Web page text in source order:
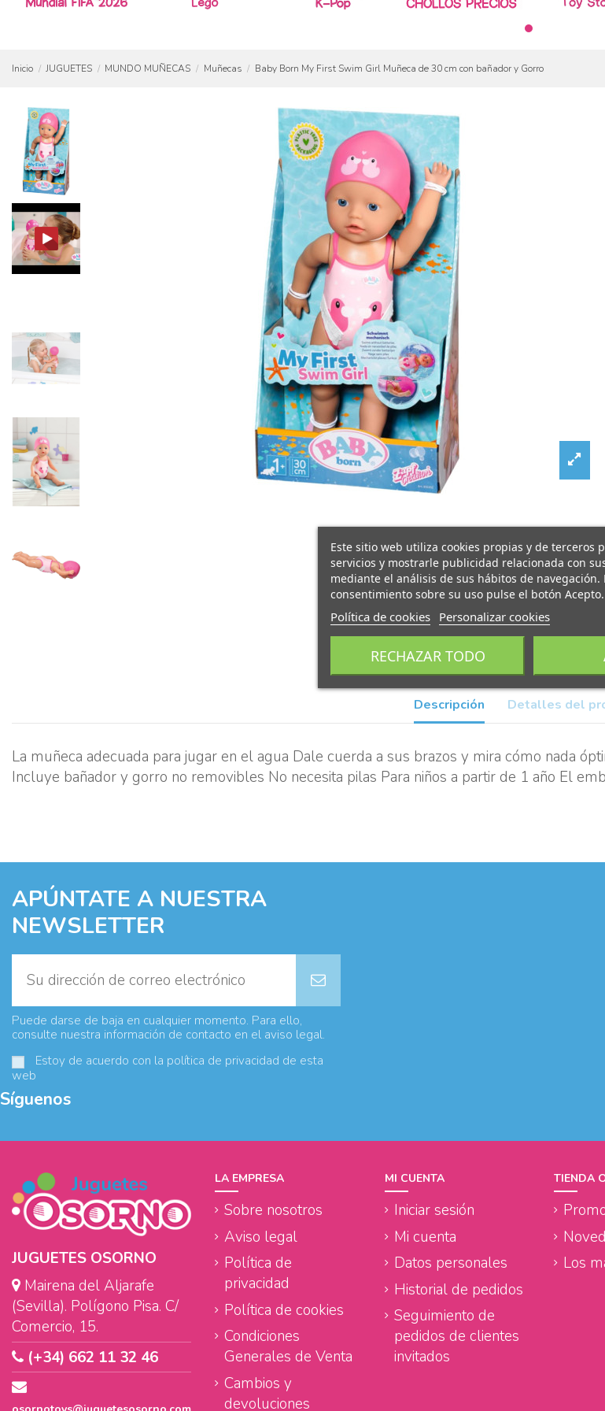
Inicio JUGUETES MUNDO MUÑECAS Muñecas Baby Born My First Swim Girl Muñeca de 30 cm con bañador y Gorro
Descripción Detalles del
La muñeca adecuada para jugar en el agua Dale cuerda a sus brazos y mira cómo nada
Incluye bañador y gorro no removibles No necesita pilas Para niños a partir de 1 año El
APÚNTATE A NUESTRA
NEWSLETTER
Puede darse de baja en cualquier momento. Para ello,
consulte nuestra información de contacto en el aviso legal.
Estoy de acuerdo con la política de privacidad de esta
web
Síguenos
JUGUETES OSORNO
Mairena del Aljarafe
(Sevilla). Polígono Pisa. C/
Comercio, 15.
(+34) 662 11 32 46
LA EMPRESA
Sobre nosotros
Aviso legal
Política de
privacidad
Política de cookies
Condiciones
Generales de Venta
Cambios y
devoluciones
MI CUENTA
Iniciar sesión
Mi cuenta
Datos personales
Historial de pedidos
Seguimiento de
pedidos de clientes
invitados
TIENDA
Los
Este sitio web utiliza cookies propias y de terceros
servicios y mostrarle publicidad relacionada con
mediante el análisis de sus hábitos de navegación.
consentimiento sobre su uso pulse el botón Acepto.
Política de cookies Personalizar cookies
RECHAZAR TODO